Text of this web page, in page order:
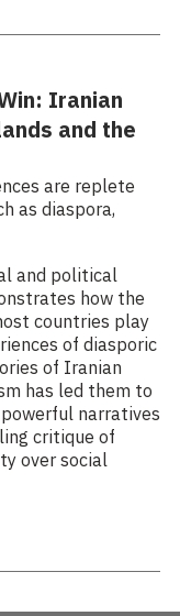
Iranian
and the
are replete
as diaspora,
and political
how the
countries play
of diasporic
of Iranian
has led them to
narratives
critique of
over social